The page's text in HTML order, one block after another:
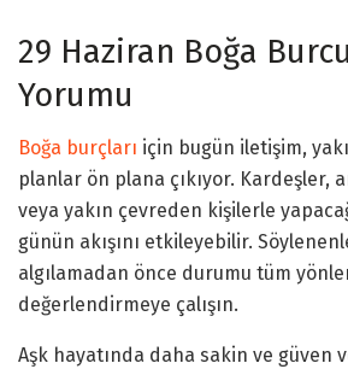
29 Haziran Boğa
Yorumu
Boğa burçları için bugün iletişim,
planlar ön plana çıkıyor. Kardeşler,
veya yakın çevreden kişilerle
günün akışını etkileyebilir.
algılamadan önce durumu tüm
değerlendirmeye çalışın.
Aşk hayatında daha sakin ve güven